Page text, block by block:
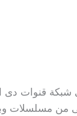
شبكة قنوات دى
من مسلسلات